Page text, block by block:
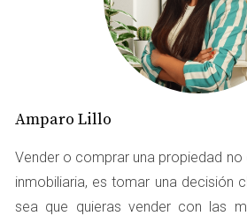
PASOS LEGALES
COMPRAR UNA
Adquirir una propiedad en Madrid
continuación, desglosamos los
importantes.
Amparo Lillo
Vender o comprar una propiedad
inmobiliaria, es tomar una decisión
sea que quieras vender con las